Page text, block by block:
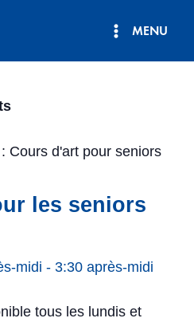
MENU
Cours d'art pour seniors
les seniors
midi - 3:30 après-midi
tous les lundis et